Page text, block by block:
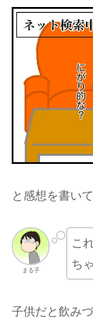
と感想を書い
まる子
こ
ち
子供だと飲み